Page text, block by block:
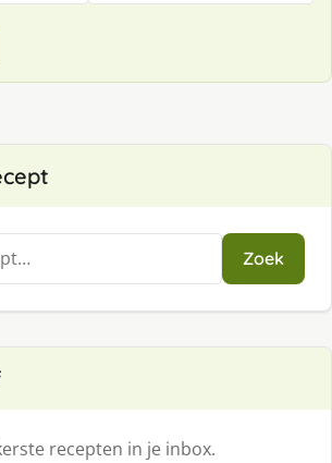
Zoek
recepten in je inbox.